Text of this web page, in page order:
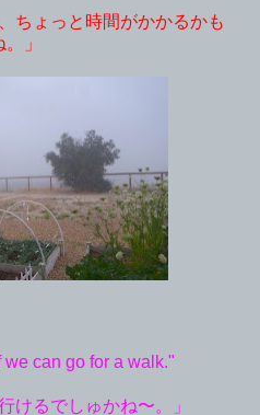
ちょっと時間がかかるかも
。」
can go for a walk."
けるでしゅかね〜。」